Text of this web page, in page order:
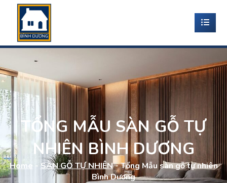
TỔNG MẪU SÀN GỖ TỰ
NHIÊN BÌNH DƯƠNG
Home - SÀN GỖ TỰ NHIÊN-Tổng Mẫu sàn gỗ tự nhiên
Bình Dương